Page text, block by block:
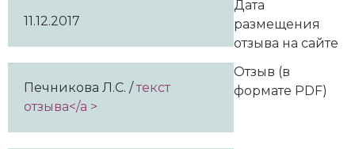
11.12.2017
Дата
размещения
отзыва на сайте
Печникова Л.С. /текст
отзыва</a >
Отзыв (в
формате PDF)